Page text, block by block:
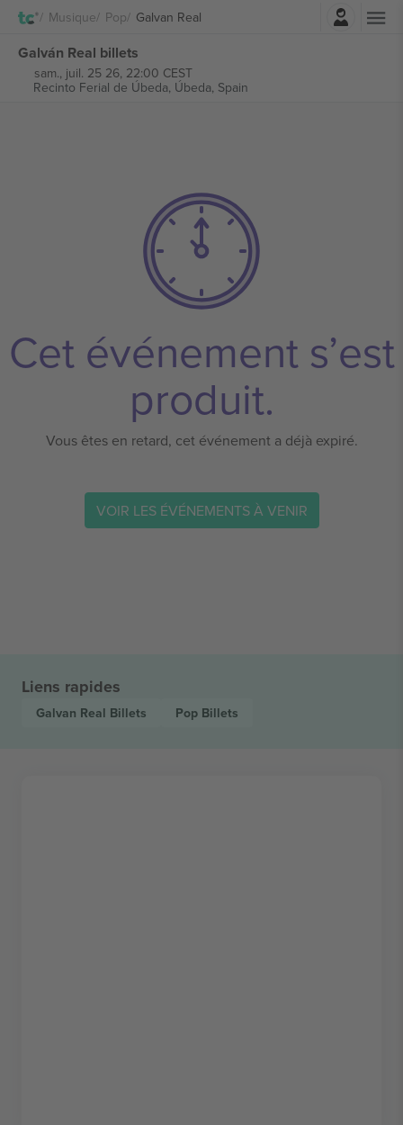
Musique Pop Galvan Real
Galván Real billets
sam., juil. 25 26, 22:00 CEST
Recinto Ferial de Úbeda, Úbeda, Spain
Cet événement s’est
produit.
Vous êtes en retard, cet événement a déjà expiré.
VOIR LES ÉVÉNEMENTS À VENIR
Liens rapides
Galvan Real Billets Pop Billets